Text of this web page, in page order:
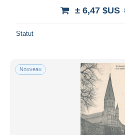
± 6,47 $US
Statut
Nouveau